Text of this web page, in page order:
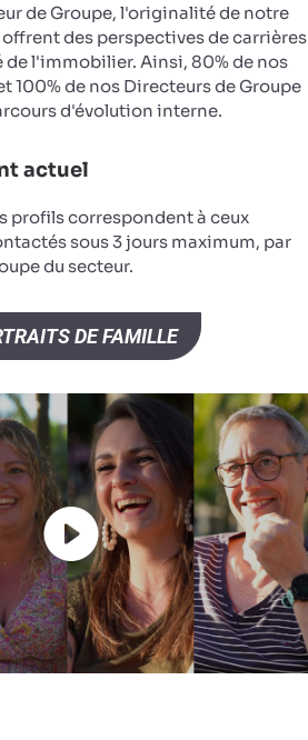
de Groupe, l'originalité de notre
des perspectives de carrières
de l'immobilier. Ainsi, 80% de nos
100% de nos Directeurs de Groupe
d'évolution interne.
actuel
profils correspondent à ceux
sous 3 jours maximum, par
du secteur.
DE FAMILLE